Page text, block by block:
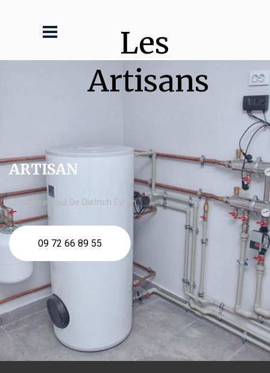
Les
Artisans
ARTISAN
chaudière fioul De Dietrich Évron
09 72 66 89 55